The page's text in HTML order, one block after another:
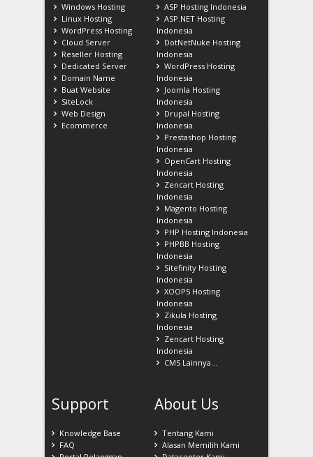
Windows Hosting
Linux Hosting
WordPress Hosting
Cloud Server
Reseller Hosting
Dedicated Server
Domain Name
Buat Website
SiteLock
Web Design
Ecommerce
ASP Hosting Indonesia
ASP.NET Hosting
Indonesia
DotNetNuke Hosting
Indonesia
WordPress Hosting
Indonesia
Joomla Hosting
Indonesia
Drupal Hosting
Indonesia
Prestashop Hosting
Indonesia
OpenCart Hosting
Indonesia
Zencart Hosting
Indonesia
Magento Hosting
Indonesia
PHP Hosting Indonesia
PHPBB Hosting
Indonesia
Sitefinity Hosting
Indonesia
XOOPS Hosting
Indonesia
Zikula Hosting
Indonesia
Zencart Hosting
Indonesia
CMS Lainnya...
Support
Knowledge Base
FAQ
About Us
Tentang Kami
Alasan Memilih Kami